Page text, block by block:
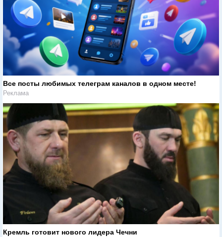
Все посты любимых телеграм каналов в одном месте!
Реклама
Кремль готовит нового лидера Чечни